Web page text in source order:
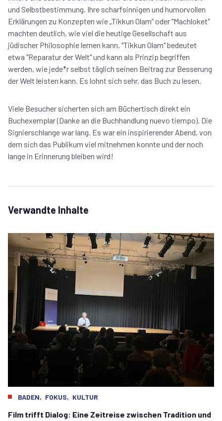
und Selbstbestimmung. Ihre scharfsinnigen und humorvollen
Erklärungen zu Konzepten wie „Tikkun Olam“ oder "Machloket"
machten deutlich, wie viel die heutige Gesellschaft aus
jüdischer Philosophie lernen kann. "Tikkun Olam" bedeutet
etwa "Reparatur der Welt" und kann als Prinzip begriffen
werden, wie jede*r selbst täglich seinen Beitrag zur Besserung
der Welt leisten kann. Es lohnt sich sehr, das Buch zu lesen.
Viele Besucher sicherten sich am Büchertisch direkt ein
Buchexemplar (Danke an die Buchhandlung nuevo tiempo). Die
Signierschlange war lang. Es war ein inspirierender Abend, von
dem sich das Publikum viel mitnehmen konnte und der noch
lange in Erinnerung bleiben wird!
Verwandte Inhalte
BADEN, FOKUS, KULTUR
Film trifft Dialog: Eine Zeitreise zwischen Tradition und